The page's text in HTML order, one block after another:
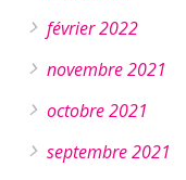
février 2022
novembre 2021
octobre 2021
septembre 2021